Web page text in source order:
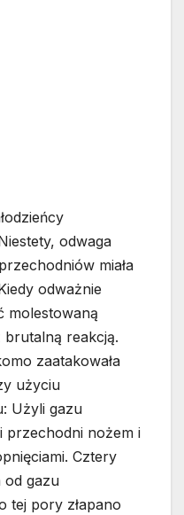
odwaga
miała
odważnie
molestowaną
brutalną reakcją.
zaatakowała
użyciu
Użyli gazu
przechodni nożem i
Cztery
od gazu
tej pory złapano